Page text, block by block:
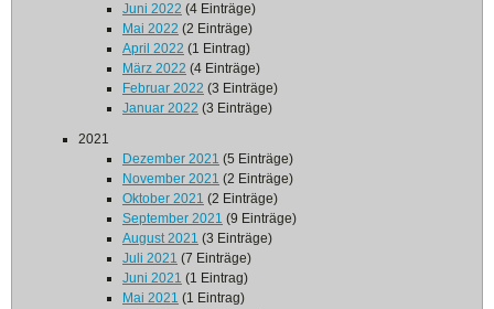
Juni 2022 (4 Einträge)
Mai 2022 (2 Einträge)
April 2022 (1 Eintrag)
März 2022 (4 Einträge)
Februar 2022 (3 Einträge)
Januar 2022 (3 Einträge)
2021
Dezember 2021 (5 Einträge)
November 2021 (2 Einträge)
Oktober 2021 (2 Einträge)
September 2021 (9 Einträge)
August 2021 (3 Einträge)
Juli 2021 (7 Einträge)
Juni 2021 (1 Eintrag)
Mai 2021 (1 Eintrag)